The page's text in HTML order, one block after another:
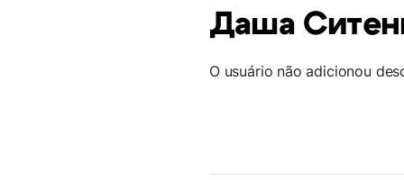
Даша
O usuário não adicionou